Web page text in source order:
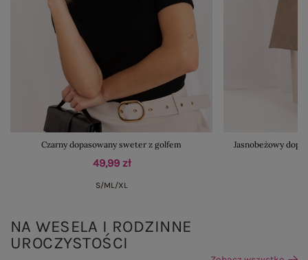
Czarny dopasowany sweter z golfem
49,99 zł
S/ML/XL
Jasnobeżowy
NA WESELA I RODZINNE
UROCZYSTOŚCI